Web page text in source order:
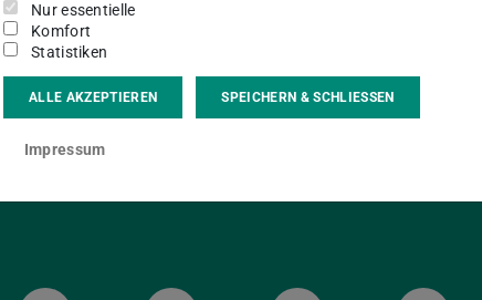
kommen. Wir bitten um Ihr
Nur essentielle
Komfort
Statistiken
ALLE AKZEPTIEREN SPEICHERN & SCHLIESSEN
Impressum